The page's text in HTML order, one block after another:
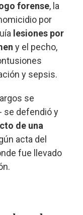
forense, la
por
lesiones por
y el pecho,
y sepsis.
se
se defendió y
de una
acta del
fue llevado